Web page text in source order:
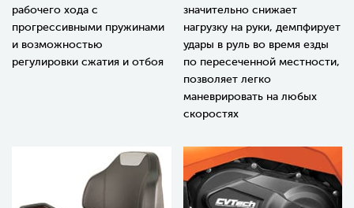
рабочего хода с
прогрессивными пружинами
и возможностью
регулировки сжатия и отбоя
значительно снижает
нагрузку на руки, демпфирует
удары в руль во время езды
по пересеченной местности,
позволяет легко
маневрировать на любых
скоростях